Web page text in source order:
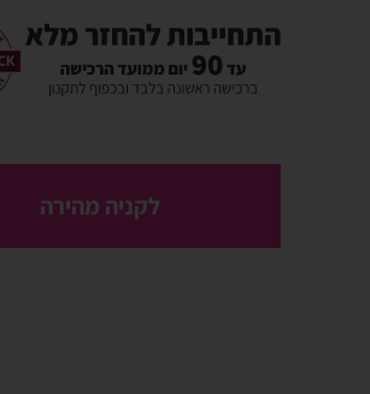
לקניה מהירה